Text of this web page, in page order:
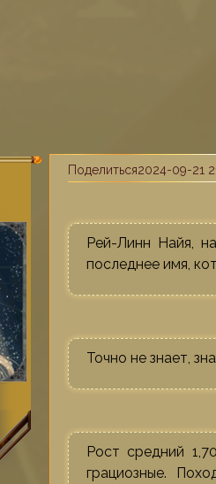
Поделиться2024-09-21
Рей-Линн Найя,
последнее имя,
Точно не знает,
Рост средний
грациозные.